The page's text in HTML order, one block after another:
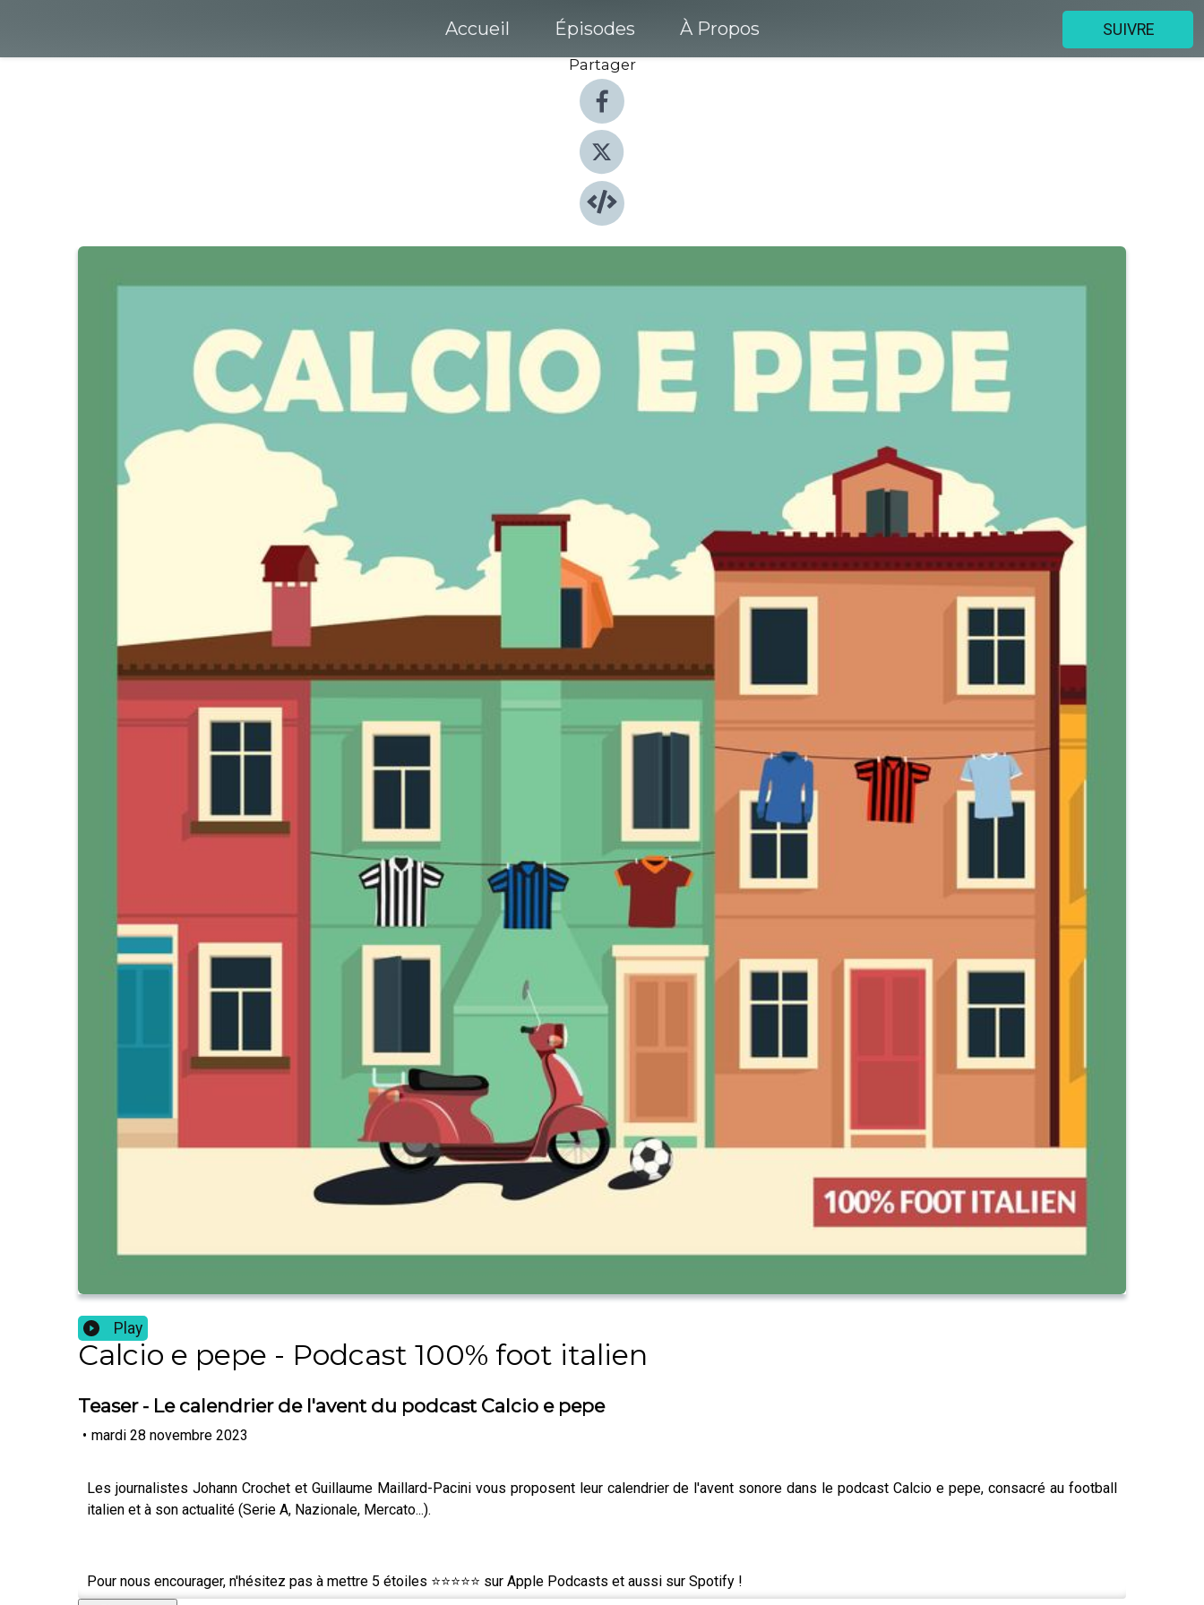
Accueil Épisodes À Propos
SUIVRE
Partager
Play
Calcio e pepe - Podcast 100% foot italien
Teaser - Le calendrier de l'avent du podcast Calcio e pepe
• mardi 28 novembre 2023
Les journalistes Johann Crochet et Guillaume Maillard-Pacini vous proposent leur calendrier de l'avent sonore dans le podcast Calcio e pepe, consacré au football
italien et à son actualité (Serie A, Nazionale, Mercato...).
Pour nous encourager, n'hésitez pas à mettre 5 étoiles ⭐⭐⭐⭐⭐ sur Apple Podcasts et aussi sur Spotify !